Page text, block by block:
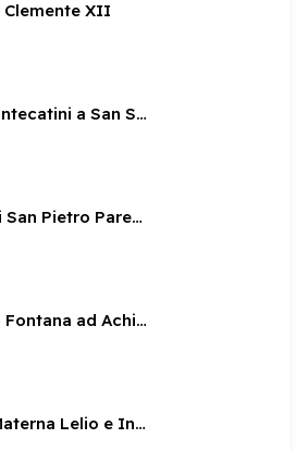
Clemente XII
Carlo Montecatini a San Salvatore
Eremo di San Pietro Parenzi
Vescovo Fontana ad Achilleo
Scuola Materna Lelio e Innocenzina Rossi